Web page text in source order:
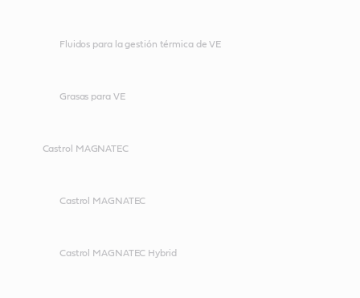
Fluidos para la gestión térmica de VE
Grasas para VE
Castrol MAGNATEC
Castrol MAGNATEC
Castrol MAGNATEC Hybrid